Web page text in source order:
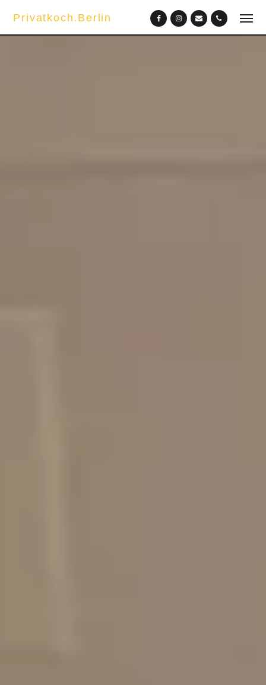
Privatkoch.Berlin